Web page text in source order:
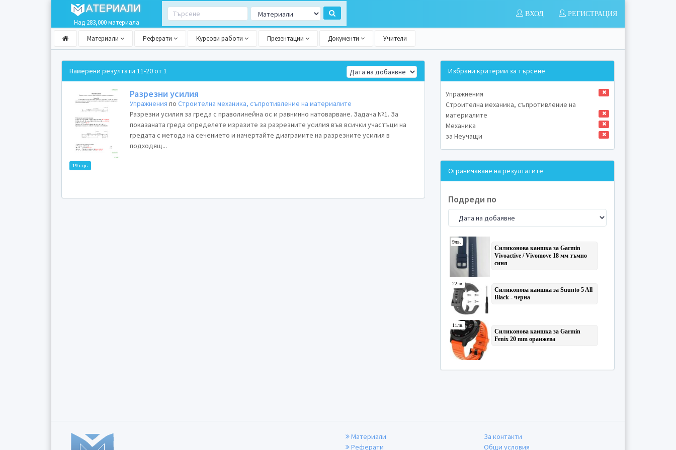
Над 283,000 материала
РЕГИСТРАЦИЯ
ВХОД
Материали Реферати Курсови работи Презентации Документи Учители
Намерени резултати 11-20 от 1
19 стр.
Разрезни усилия
Упражнения поСтроителна механика, съпротивление на материалите
Разрезни усилия за греда с праволинейна ос и равнинно натоварване. Задача №1. За
показаната греда определете изразите за разрезните усилия във всички участъци на
гредата с метода на сечението и начертайте диаграмите на разрезните усилия в
подходящ...
Избрани критерии за търсене
Упражнения
Строителна механика, съпротивление на
материалите
Механика
за Неучащи
Ограничаване на резултатите
Подреди по
Материали
Реферати
За контакти
Общи условия